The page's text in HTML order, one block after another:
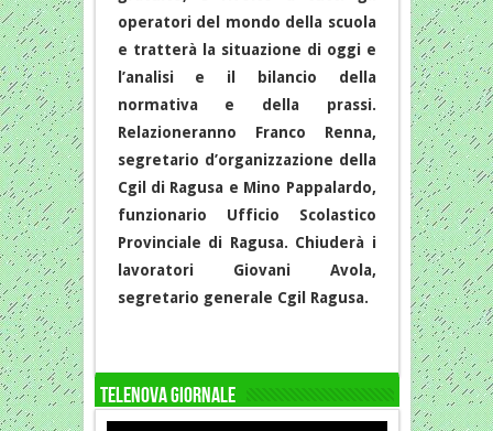
operatori del mondo della scuola
e tratterà la situazione di oggi e
l’analisi e il bilancio della
normativa e della prassi.
Relazioneranno Franco Renna,
segretario d’organizzazione della
Cgil di Ragusa e Mino Pappalardo,
funzionario Ufficio Scolastico
Provinciale di Ragusa. Chiuderà i
lavoratori Giovani Avola,
segretario generale Cgil Ragusa.
TELENOVA GIORNALE